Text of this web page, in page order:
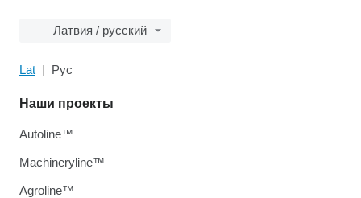
Латвия / русский
Lat Рус
Наши проекты
Autoline™
Machineryline™
Agroline™